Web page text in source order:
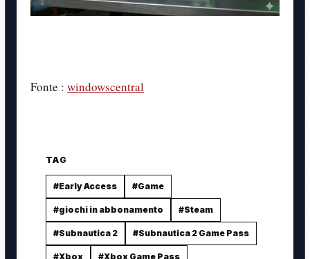
Fonte : windowscentral
TAG
#Early Access #Game
#giochi in abbonamento #Steam
#Subnautica 2 #Subnautica 2 Game Pass
#Xbox #Xbox Game Pass